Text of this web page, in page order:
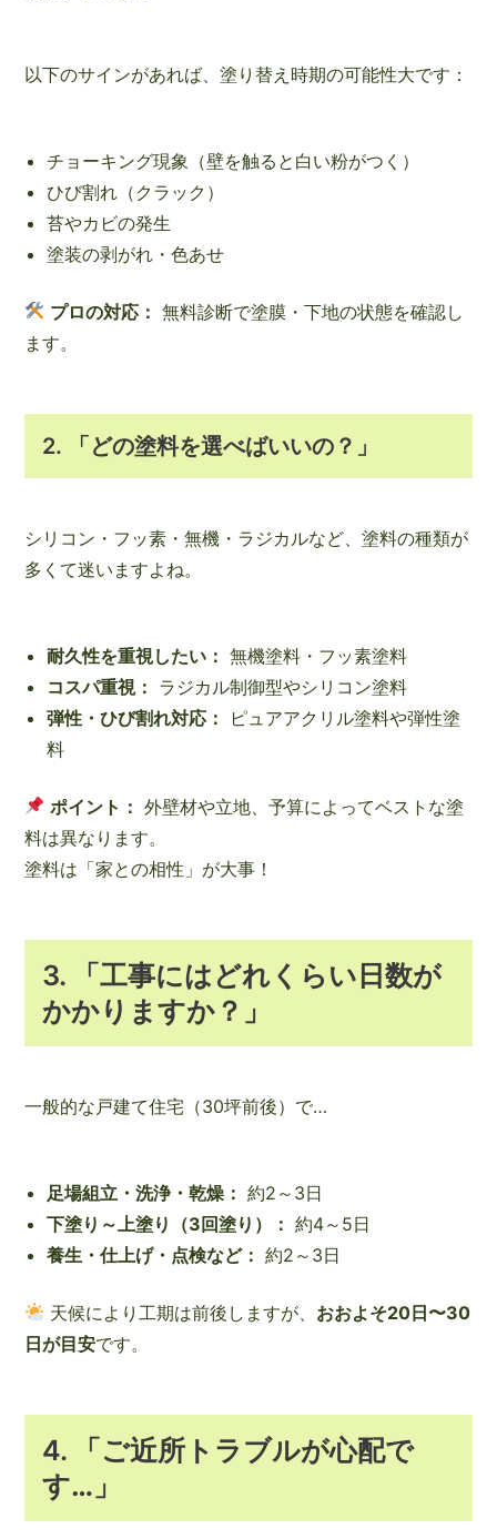
以下のサインがあれば、塗り替え時期の可能性大です：
チョーキング現象（壁を触ると白い粉がつく）
ひび割れ（クラック）
苔やカビの発生
塗装の剥がれ・色あせ
プロの対応： 無料診断で塗膜・下地の状態を確認し
ます。
2. 「どの塗料を選べばいいの？」
シリコン・フッ素・無機・ラジカルなど、塗料の種類が
多くて迷いますよね。
耐久性を重視したい： 無機塗料・フッ素塗料
コスパ重視： ラジカル制御型やシリコン塗料
弾性・ひび割れ対応：
ピュアアクリル塗料や弾性塗
料
ポイント： 外壁材や立地、予算によってベストな塗
料は異なります。
塗料は「家との相性」が大事！
3.
「工事にはどれくらい日数が
かかりますか？」
一般的な戸建て住宅（30坪前後）で…
足場組立・洗浄・乾燥： 約2～3日
下塗り～上塗り（3回塗り）： 約4～5日
養生・仕上げ・点検など： 約2～3日
天候により工期は前後しますが、 おおよそ20日〜30
日が目安です。
4.
「ご近所トラブルが心配で
す…」